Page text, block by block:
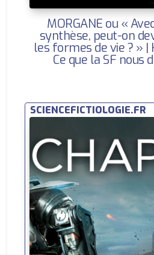
MORGANE ou «
synthèse, peut-on
les formes de vie ? »
Ce que la SF nous
SCIENCEFICTIOLOGIE.FR